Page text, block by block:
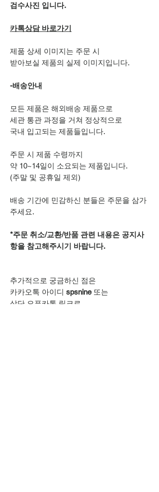
검수사진 입니다.
카톡상담 바로가기
제품 상세 이미지는 주문 시
받아보실 제품의 실제 이미지입니다.
-배송안내
모든 제품은 해외배송 제품으로
세관 통관 과정을 거쳐 정상적으로
국내 입고되는 제품들입니다.
주문 시 제품 수령까지
약 10~14일이 소요되는 제품입니다.
(주말 및 공휴일 제외)
배송 기간에 민감하신 분들은 주문을 삼가
주세요.
*주문 취소/교환/반품 관련 내용은 공지사
항을 참고해주시기 바랍니다.
추가적으로 궁금하신 점은
카카오톡 아이디 spsnine또는
상단 오픈카톡 링크로